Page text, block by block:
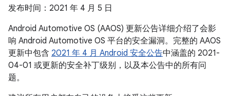
发布时间：2021 年 4 月 5 日
Android Automotive OS (AAOS) 更新公告详细介绍了会影
响 Android Automotive OS 平台的安全漏洞。完整的 AAOS
更新中包含 2021 年 4 月 Android 安全公告中涵盖的 2021-
04-01 或更新的安全补丁级别，以及本公告中的所有问
题。